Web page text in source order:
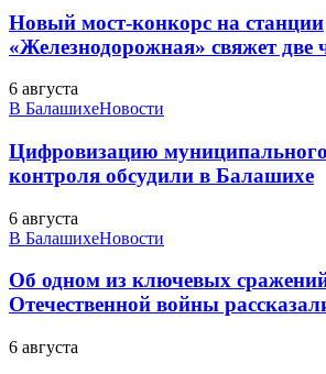
Новый мост-конкорс на станции
«Железнодорожная» свяжет
6 августа
В БалашихеНовости
Цифровизацию муниципального
контроля обсудили в Балашихе
6 августа
В БалашихеНовости
Об одном из ключевых
Отечественной войны
6 августа